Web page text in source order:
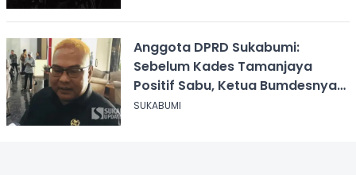
Anggota DPRD Sukabumi:
Sebelum Kades Tamanjaya
Positif Sabu, Ketua Bumdesnya
Juga Terjerat Dugaan Narkoba
SUKABUMI